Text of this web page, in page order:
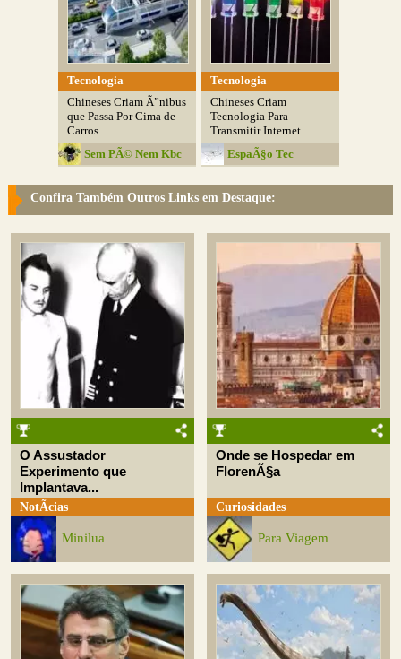
Tecnologia
Chineses Criam Ã”nibus
que Passa Por Cima de
Carros
Sem PÃ© Nem Kbc
Tecnologia
Chineses Criam
Tecnologia Para
Transmitir Internet
Pela...
EspaÃ§o Tec
Confira Também Outros Links em Destaque:
O Assustador
Experimento que
Implantava...
NotÃ­cias
Minilua
Onde se Hospedar em
FlorenÃ§a
Curiosidades
Para Viagem